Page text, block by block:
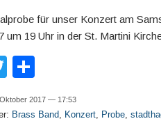
für unser Konzert am
um 19 Uhr in der St. Martini
T
tt
e
2017 — 17:53
Brass Band, Konzert, Probe,